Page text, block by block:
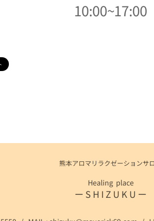
10:00~17:00
熊本アロマリラクゼーションサ
Healing place
ー S H I Z U K U ー